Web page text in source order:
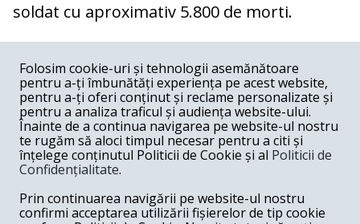
soldat cu aproximativ 5.800 de morti.
COMENTARII
Nume
Email
Folosim cookie-uri și tehnologii asemănătoare
pentru a-ți îmbunătăți experiența pe acest website,
pentru a-ți oferi conținut și reclame personalizate și
pentru a analiza traficul și audiența website-ului.
Înainte de a continua navigarea pe website-ul nostru
te rugăm să aloci timpul necesar pentru a citi și
înțelege conținutul Politicii de Cookie și al Politicii de
Confidențialitate.
Prin continuarea navigării pe website-ul nostru
confirmi acceptarea utilizării fișierelor de tip cookie